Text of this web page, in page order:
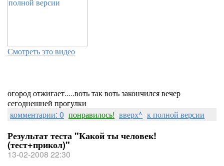
Смотреть это видео
огород отжигает.....воть так воть закончился вечер
сегоднешней прогулки
комментарии: 0 понравилось! вверх^ к полной версии
Результат теста "Какой ты человек!
(тест+прикол)"
13-02-2008 22:30